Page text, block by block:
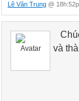
Hoạt động 1:
- Hãy kể một
+ Ở nhà: Cho
+ Ở trường:
Lê Văn Trung @
và